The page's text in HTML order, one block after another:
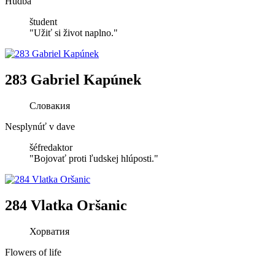
študent
"Užiť si život naplno."
283 Gabriel Kapúnek
Словакия
Nesplynúť v dave
šéfredaktor
"Bojovať proti ľudskej hlúposti."
284 Vlatka Oršanic
Хорватия
Flowers of life